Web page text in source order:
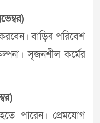
বাড়ির পরিবেশ
সৃজনশীল কর্মের
পারেন। প্রেমযোগ